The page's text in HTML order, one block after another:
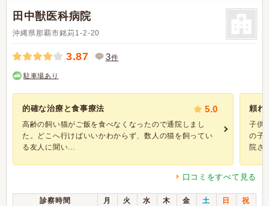
田中獣医科病院
沖縄県那覇市銘苅1-2-20
3.87 3件
駐車場あり
的確な治療と食事療法 5.0
高齢の飼い猫がご飯を食べなくなったので通院しまし
た。どこへ行けばいいかわからず、数人の猫を飼ってい
る友人に聞い...
頼れ
子供
の子
院さ
口コミをすべて見る
診察時間 月 火 水 木 金 土 日
祝